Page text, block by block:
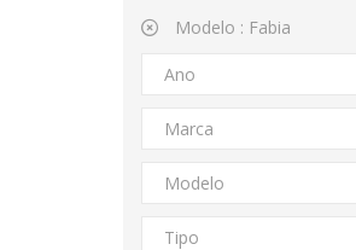
Modelo : Fabia
Ano
Marca
Modelo
Tipo